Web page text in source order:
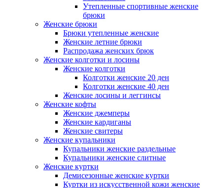
Утепленные спортивные женские
брюки
Женские брюки
Брюки утепленные женские
Женские летние брюки
Распродажа женских брюк
Женские колготки и лосины
Женские колготки
Колготки женские 20 ден
Колготки женские 40 ден
Женские лосины и леггинсы
Женские кофты
Женские джемперы
Женские кардиганы
Женские свитеры
Женские купальники
Купальники женские раздельные
Купальники женские слитные
Женские куртки
Демисезонные женские куртки
Куртки из искусственной кожи женские